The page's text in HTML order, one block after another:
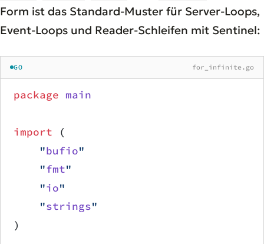
Form ist das Standard-Muster für Server-Loops,
Event-Loops und Reader-Schleifen mit Sentinel:
GO for_infinite.go
package main
import (
    "
bufio"
    "
fmt"
    "
io"
    "
strings"
)